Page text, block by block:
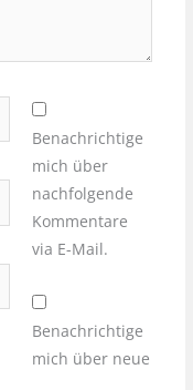
Benachrichtige
mich über
nachfolgende
Kommentare
via E-Mail.
Benachrichtige
mich über neue